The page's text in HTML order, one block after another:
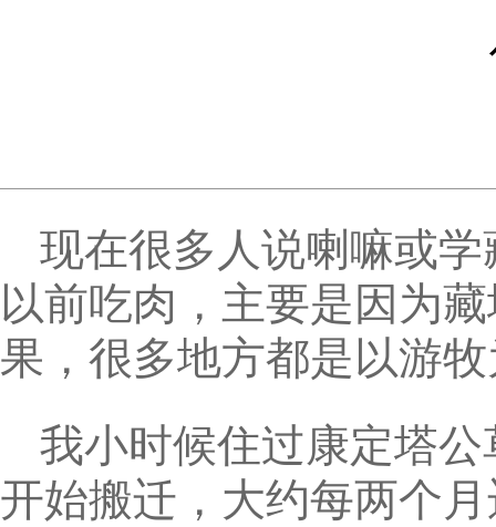
现在很多人说喇嘛或
以前吃肉，主要是因为
果，很多地方都是以游
我小时候住过康定塔
开始搬迁，大约每两个